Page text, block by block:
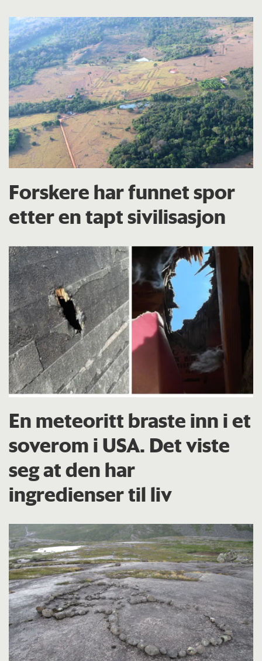
Forskere har funnet spor
etter en tapt sivilisasjon
En meteoritt braste inn i et
soverom i USA. Det viste
seg at den har
ingredienser til liv